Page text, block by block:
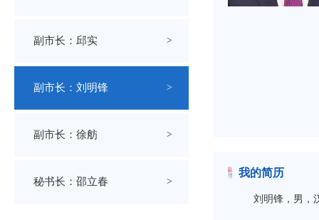
副市长：邱实 >
副市长：刘明锋 >
副市长：徐舫 >
秘书长：邵立春 >
我的简历
刘明锋，男，